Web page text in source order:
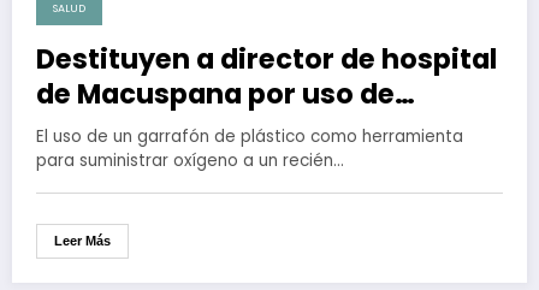
SALUD
Destituyen a director de hospital
de Macuspana por uso de
garrafón de plástico en atención
a bebé
El uso de un garrafón de plástico como herramienta
para suministrar oxígeno a un recién…
Leer Más